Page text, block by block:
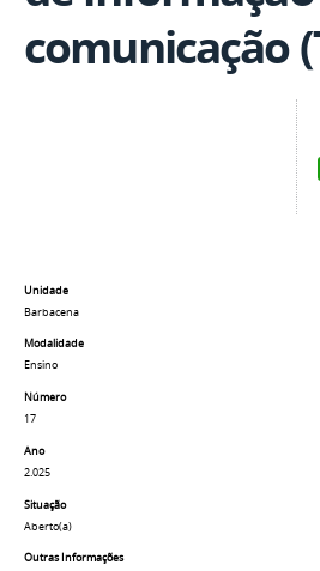
comunicação
Unidade
Barbacena
Modalidade
Ensino
Número
17
Ano
2.025
Situação
Aberto(a)
Outras Informações